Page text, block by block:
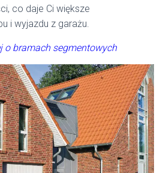
co daje Ci większe
i wyjazdu z garażu.
o bramach segmentowych